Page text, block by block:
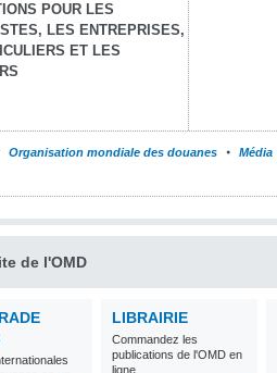
POUR LES
LES ENTREPRISES,
ET LES
Organisation mondiale des douanes
Média
de l'OMD
LIBRAIRIE
Commandez les
publications de l'OMD en
ligne